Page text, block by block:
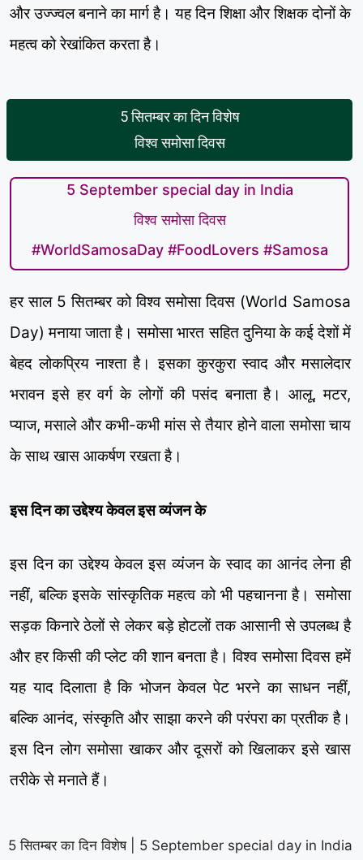
और उज्ज्वल बनाने का मार्ग है। यह दिन शिक्षा और शिक्षक दोनों के
महत्व को रेखांकित करता है।
5 सितम्बर का दिन विशेष
विश्व समोसा दिवस
5 September special day in India
विश्व समोसा दिवस
#WorldSamosaDay #FoodLovers #Samosa
हर साल 5 सितम्बर को विश्व समोसा दिवस (World Samosa
Day) मनाया जाता है। समोसा भारत सहित दुनिया के कई देशों में
बेहद लोकप्रिय नाश्ता है। इसका कुरकुरा स्वाद और मसालेदार
भरावन इसे हर वर्ग के लोगों की पसंद बनाता है। आलू, मटर,
प्याज, मसाले और कभी-कभी मांस से तैयार होने वाला समोसा चाय
के साथ खास आकर्षण रखता है।
इस दिन का उद्देश्य केवल इस व्यंजन के
इस दिन का उद्देश्य केवल इस व्यंजन के स्वाद का आनंद लेना ही
नहीं, बल्कि इसके सांस्कृतिक महत्व को भी पहचानना है। समोसा
सड़क किनारे ठेलों से लेकर बड़े होटलों तक आसानी से उपलब्ध है
और हर किसी की प्लेट की शान बनता है। विश्व समोसा दिवस हमें
यह याद दिलाता है कि भोजन केवल पेट भरने का साधन नहीं,
बल्कि आनंद, संस्कृति और साझा करने की परंपरा का प्रतीक है।
इस दिन लोग समोसा खाकर और दूसरों को खिलाकर इसे खास
तरीके से मनाते हैं।
5 सितम्बर का दिन विशेष | 5 September special day in India